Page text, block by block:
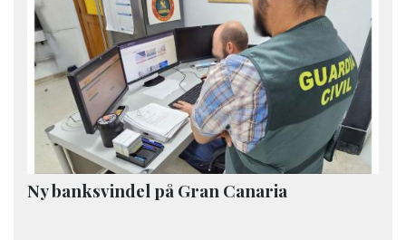
Ny banksvindel på Gran Canaria